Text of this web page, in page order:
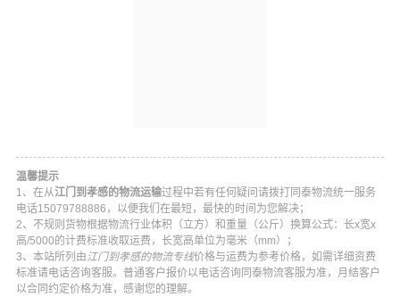
同泰江门到孝感物流公司平台优势
温馨提示
1、在从江门到孝感的物流运输过程中若有任何疑问请拨打同泰物流统一服务
电话15079788886，以便我们在最短，最快的时间为您解决；
2、不规则货物根据物流行业体积（立方）和重量（公斤）换算公式：长x宽x
高/5000的计费标准收取运费，长宽高单位为毫米（mm）；
3、本站所列由江门到孝感的物流专线价格与运费为参考价格，如需详细资费
标准请电话咨询客服。普通客户报价以电话咨询同泰物流客服为准，月结客户
以合同约定价格为准，感谢您的理解。